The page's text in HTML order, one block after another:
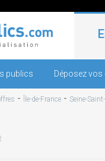
publics Déposez
- Île-de-France - Seine-